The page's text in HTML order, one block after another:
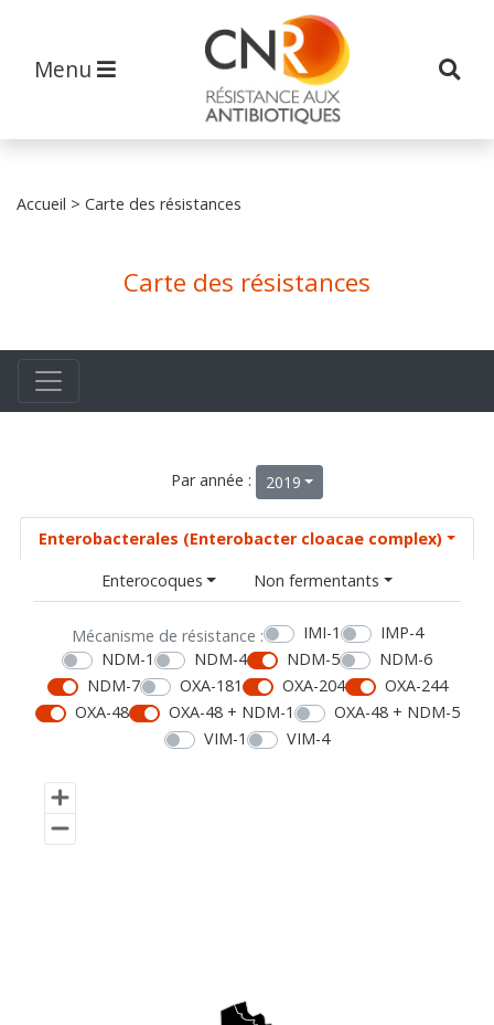
Menu
Accueil > Carte des résistances
Carte des résistances
Par année : 2019
Enterobacterales (Enterobacter cloacae complex)
Enterocoques
Non fermentants
Mécanisme de résistance : IMI-1
IMP-4
NDM-1
NDM-4 NDM-5
NDM-6
NDM-7
OXA-181 OXA-204
OXA-244
OXA-48
OXA-48 + NDM-1
OXA-48 + NDM-5
VIM-1
VIM-4